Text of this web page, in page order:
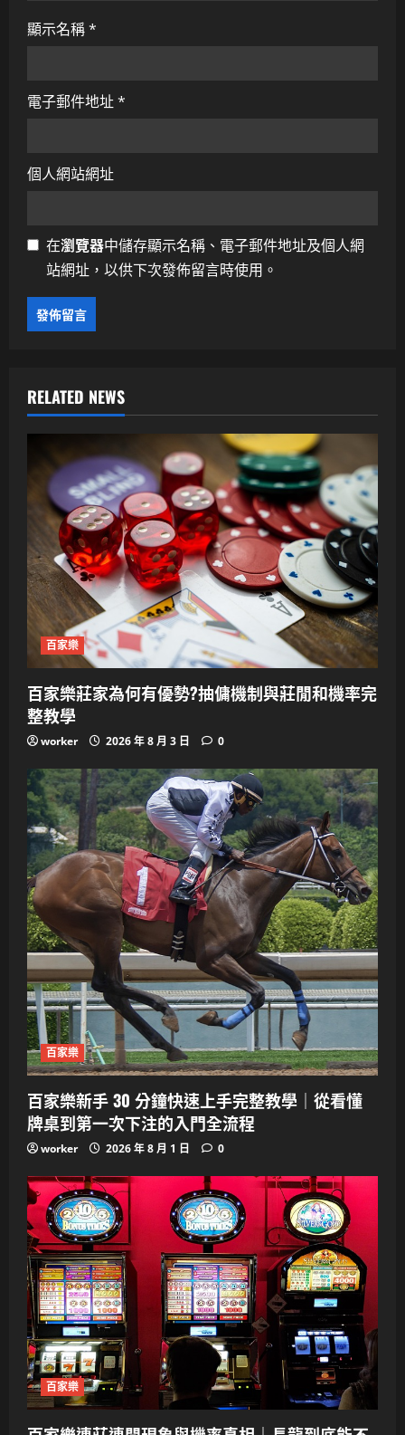
顯示名稱*
電子郵件地址*
個人網站網址
在瀏覽器中儲存顯示名稱、電子郵件地址及個人網
站網址，以供下次發佈留言時使用。
RELATED NEWS
百家樂
百家樂莊家為何有優勢?抽傭機制與莊閒和機率完
整教學
worker 2026 年 8 月 3 日 0
百家樂
百家樂新手 30 分鐘快速上手完整教學｜從看懂
牌桌到第一次下注的入門全流程
worker 2026 年 8 月 1 日 0
百家樂